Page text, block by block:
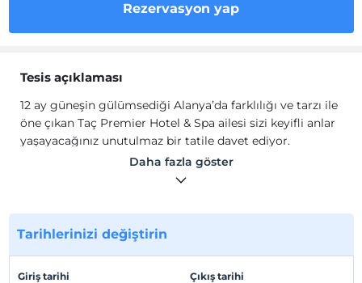
Rezervasyon yap
Tesis açıklaması
12 ay güneşin gülümsediği Alanya’da farklılığı ve tarzı ile
öne çıkan Taç Premier Hotel & Spa ailesi sizi keyifli anlar
yaşayacağınız unutulmaz bir tatile davet ediyor.
12 ay güneşin gülümsediği Alanya’da farklılığı ve tarzı ile
öne çıkan Taç Premier Hotel & Spa ailesi sizi keyifli anlar
Daha fazla göster
Tarihlerinizi değiştirin
Giriş tarihi Çıkış tarihi